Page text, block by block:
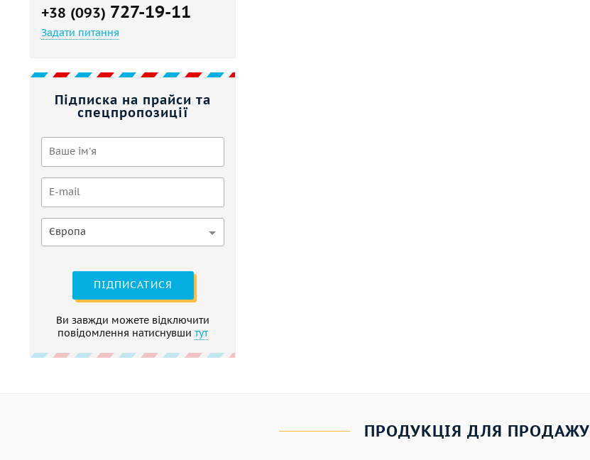
+38 (093) 727-19-11
Задати питання
Підписка на прайси та
спецпропозиції
Європа
ПІДПИСАТИСЯ
Ви завжди можете відключити
повідомлення натиснувши тут
ПРОДУКЦІЯ ДЛЯ ПРОДАЖУ